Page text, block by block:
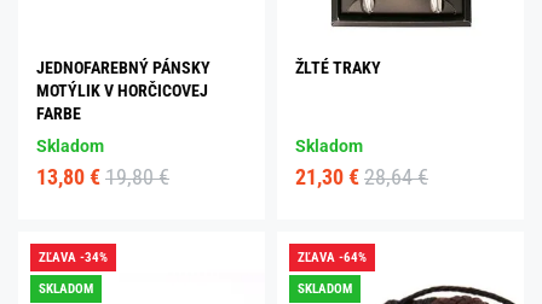
JEDNOFAREBNÝ PÁNSKY
MOTÝLIK V HORČICOVEJ
FARBE
Skladom
13,80 € 19,80 €
ŽLTÉ TRAKY
Skladom
21,30 € 28,64 €
ZĽAVA -34%
SKLADOM
ZĽAVA -64%
SKLADOM